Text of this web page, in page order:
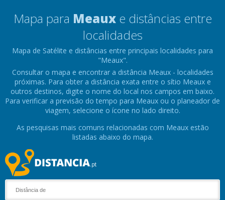
Mapa para Meauxe distâncias entre
localidades
Mapa de Satélite e distâncias entre principais localidades para
"Meaux".
Consultar o mapa e encontrar a distância Meaux - localidades
próximas. Para obter a distância exata entre o sítio Meaux e
outros destinos, digite o nome do local nos campos em baixo.
Para verificar a previsão do tempo para Meaux ou o planeador de
viagem, selecione o ícone no lado direito.
As pesquisas mais comuns relacionadas com Meaux estão
listadas abaixo do mapa.